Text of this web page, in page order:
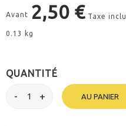
Avant 2,50 € Taxe inclu
0.13 kg
QUANTITÉ
AU PANIER